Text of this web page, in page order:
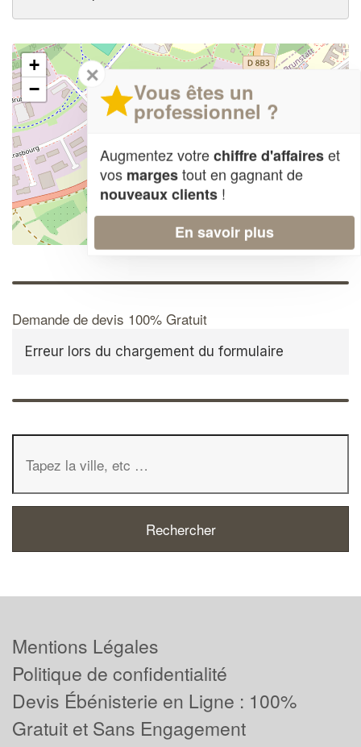
+
−
| Map data ©OpenStreetMap contributors,
Demande de devis 100% Gratuit
Erreur lors du chargement du formulaire
✕
Vous êtes un
professionnel ?
Augmentez votrechiffre d'affaireset
vos margestout en gagnant de
nouveaux clients !
En savoir plus
Mentions Légales
Politique de confidentialité
Devis Ébénisterie en Ligne : 100%
Gratuit et Sans Engagement